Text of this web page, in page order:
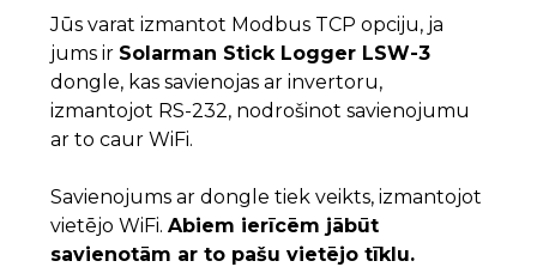
Jūs varat izmantot Modbus TCP opciju, ja
jums ir Solarman Stick Logger LSW-3
dongle, kas savienojas ar invertoru,
izmantojot RS-232, nodrošinot savienojumu
ar to caur WiFi.
Savienojums ar dongle tiek veikts, izmantojot
vietējo WiFi. Abiem ierīcēm jābūt
savienotām ar to pašu vietējo tīklu.